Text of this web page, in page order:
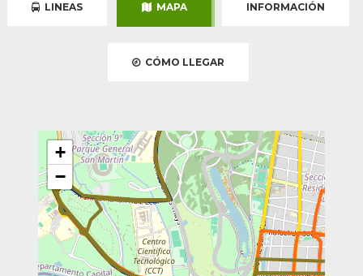
LINEAS MAPA INFORMACIÓN
CÓMO LLEGAR
+
−